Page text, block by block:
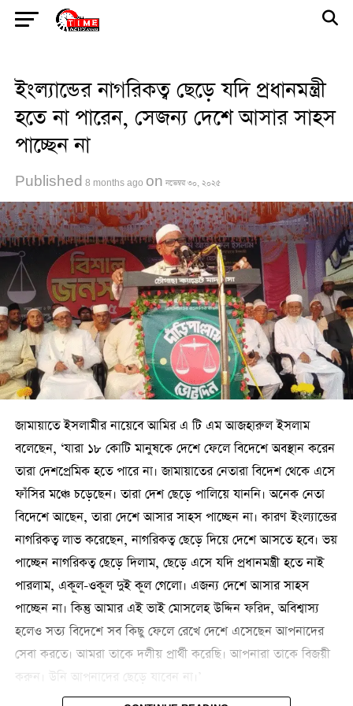
ইংল্যান্ডের নাগরিকত্ব ছেড়ে যদি প্রধানমন্ত্রী
হতে না পারেন, সেজন্য দেশে আসার সাহস
পাচ্ছেন না
Published 8 months ago on নভেম্বর ৩০, ২০২৫
জামায়াতে ইসলামীর নায়েবে আমির এ টি এম আজহারুল ইসলাম
বলেছেন, ‘যারা ১৮ কোটি মানুষকে দেশে ফেলে বিদেশে অবস্থান করেন
তারা দেশপ্রেমিক হতে পারে না। জামায়াতের নেতারা বিদেশ থেকে এসে
ফাঁসির মঞ্চে চড়েছেন। তারা দেশ ছেড়ে পালিয়ে যাননি। অনেক নেতা
বিদেশে আছেন, তারা দেশে আসার সাহস পাচ্ছেন না। কারণ ইংল্যান্ডের
নাগরিকত্ব লাভ করেছেন, নাগরিকত্ব ছেড়ে দিয়ে দেশে আসতে হবে। ভয়
পাচ্ছেন নাগরিকত্ব ছেড়ে দিলাম, ছেড়ে এসে যদি প্রধানমন্ত্রী হতে নাই
পারলাম, একূল-ওকূল দুই কূল গেলো। এজন্য দেশে আসার সাহস
পাচ্ছেন না। কিন্তু আমার এই ভাই মোসলেহ উদ্দিন ফরিদ, অবিশ্বাস্য
হলেও সত্য বিদেশে সব কিছু ফেলে রেখে দেশে এসেছেন আপনাদের
সেবা করতে। আমরা তাকে দলীয় প্রার্থী করেছি। আপনারা তাকে বিজয়ী
করুন। উনি আপনাদের ছেড়ে যাবেন না।’